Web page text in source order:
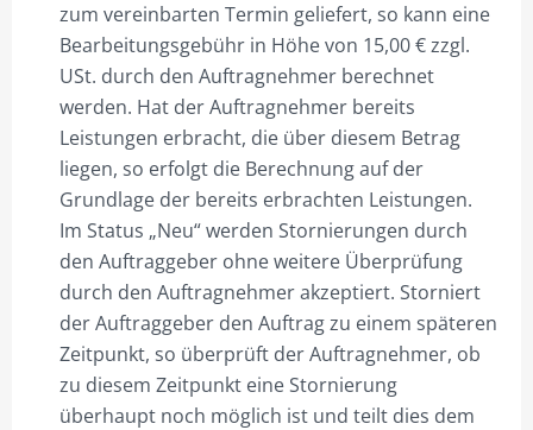
zum vereinbarten Termin geliefert, so kann eine
Bearbeitungsgebühr in Höhe von 15,00 € zzgl.
USt. durch den Auftragnehmer berechnet
werden. Hat der Auftragnehmer bereits
Leistungen erbracht, die über diesem Betrag
liegen, so erfolgt die Berechnung auf der
Grundlage der bereits erbrachten Leistungen.
Im Status „Neu“ werden Stornierungen durch
den Auftraggeber ohne weitere Überprüfung
durch den Auftragnehmer akzeptiert. Storniert
der Auftraggeber den Auftrag zu einem späteren
Zeitpunkt, so überprüft der Auftragnehmer, ob
zu diesem Zeitpunkt eine Stornierung
überhaupt noch möglich ist und teilt dies dem